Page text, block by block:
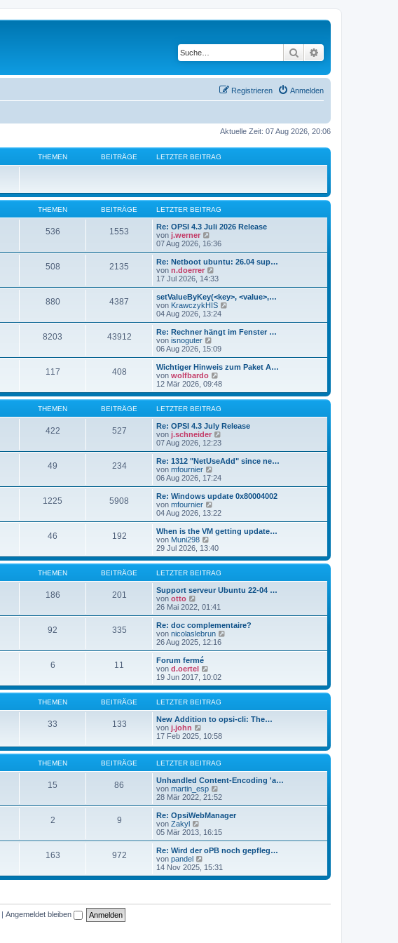
Suche
Anmelden
Registrieren
Aktuelle Zeit: 07 Aug 2026, 20:06
THEMEN BEITRÄGE LETZTER BEITRAG
THEMEN BEITRÄGE LETZTER BEITRAG
536 1553
Re: OPSI 4.3 Juli 2026 Release
von j.werner
e
u
e
s
t
r
B
e
i
r
a
g
07 Aug 2026, 16:36
508 2135
Re: Netboot ubuntu: 26.04 sup…
von n.doerrer
e
u
e
s
t
B
e
i
r
a
g
17 Jul 2026, 14:33
880 4387
setValueByKey(<key>, <value>,…
von KrawczykHIS
u
e
B
t
g
04 Aug 2026, 13:24
8203 43912
Re: Rechner hängt im Fenster …
von isnoguter
e
u
e
s
t
r
B
e
i
t
r
06 Aug 2026, 15:09
117 408
Wichtiger Hinweis zum Paket A…
von wolfbardo
e
u
e
s
t
e
r
B
e
i
r
g
12 Mär 2026, 09:48
THEMEN BEITRÄGE LETZTER BEITRAG
422 527
Re: OPSI 4.3 July Release
von j.schneider
u
e
B
r
07 Aug 2026, 12:23
49 234
Re: 1312 "NetUseAdd" since ne…
von mfournier
e
u
e
s
t
B
e
i
t
r
a
06 Aug 2026, 17:24
1225 5908
Re: Windows update 0x80004002
von mfournier
e
u
e
s
t
r
B
e
i
r
04 Aug 2026, 13:22
46 192
When is the VM getting update…
von Muni298
e
u
e
s
t
e
B
e
i
t
r
29 Jul 2026, 13:40
THEMEN BEITRÄGE LETZTER BEITRAG
186 201
Support serveur Ubuntu 22-04 …
von otto
e
u
e
s
t
e
B
e
t
r
a
g
26 Mai 2022, 01:41
92 335
Re: doc complementaire?
von nicolaslebrun
u
r
e
i
g
26 Aug 2025, 12:16
6 11
Forum fermé
von d.oertel
e
u
e
s
t
e
B
i
t
a
g
19 Jun 2017, 10:02
THEMEN BEITRÄGE LETZTER BEITRAG
33 133
New Addition to opsi-cli: The…
von j.john
e
e
s
e
r
B
e
t
r
a
g
17 Feb 2025, 10:58
THEMEN BEITRÄGE LETZTER BEITRAG
15 86
Unhandled Content-Encoding 'a…
von martin_esp
e
u
e
t
B
e
i
t
g
28 Mär 2022, 21:52
2 9
Re: OpsiWebManager
von Zakyl
e
u
e
s
t
e
r
i
05 Mär 2013, 16:15
163 972
Re: Wird der oPB noch gepfleg…
von pandel
e
u
14 Nov 2025, 15:31
| Angemeldet bleiben